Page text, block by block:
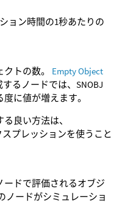
ョン時間の1秒あたりの
トの数。 Empty Object
るノードでは、SNOBJ
に値が増えます。
良い方法は、
プレッションを使うこと
ードで評価されるオブジ
ノードがシミュレーショ